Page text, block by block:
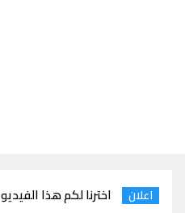
اعلان اخترنا لكم هذا الفيديو